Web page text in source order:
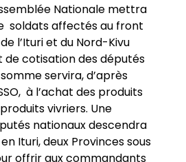
Nationale mettra
soldats affectés au front
l’Ituri et du Nord-Kivu
de cotisation des députés
servira, d’après
à l’achat des produits
vivriers. Une
nationaux descendra
Ituri, deux Provinces sous
offrir aux commandants